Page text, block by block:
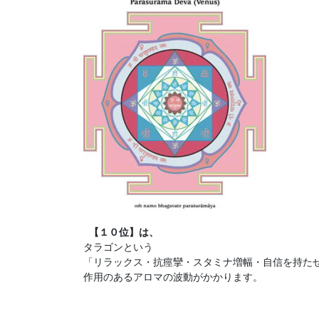
【１０位
タラゴンという
「リラックス・抗痙攣・スタミナ増幅・自信を持た
作用のあるアロマの波動がかかります。